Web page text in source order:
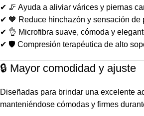
✔ 🦵 Ayuda a aliviar várices y piernas
✔ 💙 Reduce hinchazón y sensación de
✔ 👌 Microfibra suave, cómoda y
✔ 🛡️ Compresión terapéutica de alto
🔒 Mayor comodidad y ajuste
Diseñadas para brindar una excelente
manteniéndose cómodas y firmes